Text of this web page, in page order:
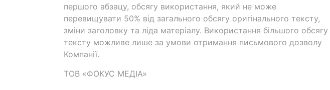
першого абзацу, обсягу використання, який не може
перевищувати 50% від загального обсягу оригінального тексту,
зміни заголовку та ліда матеріалу. Використання більшого обсягу
тексту можливе лише за умови отримання письмового дозволу
Компанії.
ТОВ «ФОКУС МЕДІА»